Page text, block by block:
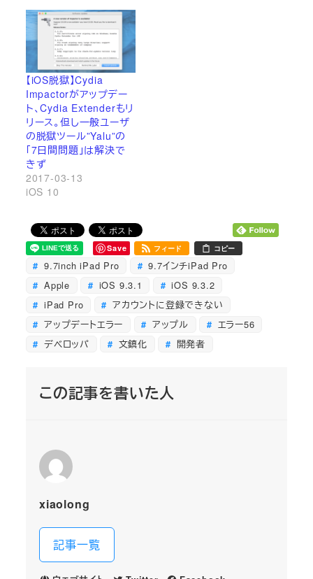
【iOS脱獄】Cydia
Impactorがアップデー
ト、Cydia Extenderもリ
リース。但し一般ユーザ
の脱獄ツール”Yalu”の
「7日間問題」は解決で
きず
2017-03-13
iOS 10
Save フィード コピー
9.7inch iPad Pro
9.7インチiPad Pro
Apple
iOS 9.3.1
iOS 9.3.2
iPad Pro
アカウントに登録できない
アップデートエラー
アップル
エラー56
デベロッパ
文鎮化 開発者
この記事を書いた人
xiaolong
記事一覧